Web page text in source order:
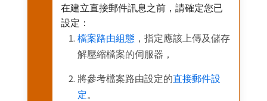
在建立直接郵件訊息之前，請確定您已
設定：
檔案路由組態 ，指定應該上傳及儲存
解壓縮檔案的伺服器，
將參考檔案路由設定的直接郵件設
定。